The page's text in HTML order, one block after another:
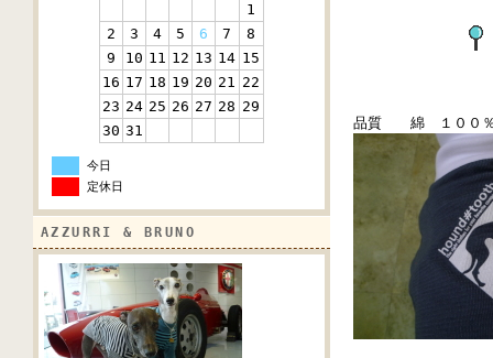
1
2
3 4 5 6 7
8
9
10 11 12 13 14 15
16 17 18 19 20 21 22
23 24 25 26 27 28 29
30 31
今日
定休日
AZZURRI & BRUNO
品質 綿 １００